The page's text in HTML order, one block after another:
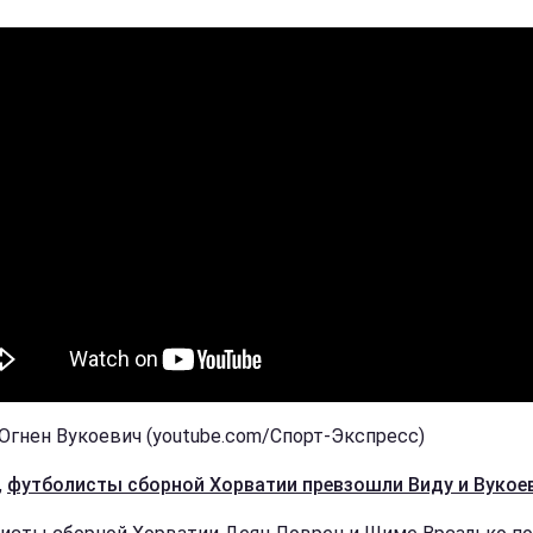
Вукоевич (youtube.com/Спорт-Экспресс)
футболисты сборной Хорватии превзошли Виду и